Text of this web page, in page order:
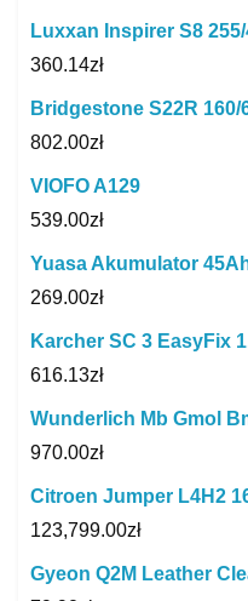
Luxxan Inspirer S8
360.14zł
Bridgestone S22R 160/
802.00zł
VIOFO A129
539.00zł
Yuasa Akumulator
269.00zł
Karcher SC 3 EasyFix
616.13zł
Wunderlich Mb Gmol
970.00zł
Citroen Jumper L4H2
123,799.00zł
Gyeon Q2M Leather